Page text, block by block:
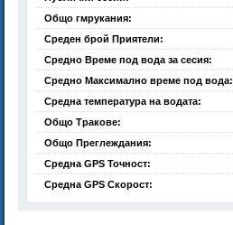
Общо гмрукания:
Среден брой Приятели:
Средно Време под вода за сесия:
Средно Максимално време под вода:
Средна температура на водата:
Общо Тракове:
Общо Преглеждания:
Средна GPS Точност:
Средна GPS Скорост: